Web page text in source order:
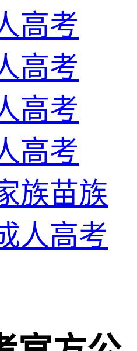
高考
高考
高考
高考
族苗族
人高考